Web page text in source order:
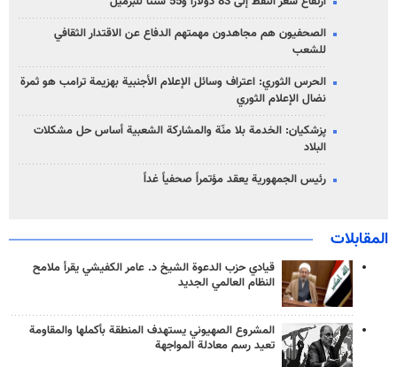
الصحفيون هم مجاهدون مهمتهم الدفاع عن الاقتدار الثقافي
للشعب
الحرس الثوري: اعتراف وسائل الإعلام الأجنبية بهزيمة ترامب هو ثمرة
نضال الإعلام الثوري
پزشکیان: الخدمة بلا منّة والمشاركة الشعبية أساس حل مشكلات
البلاد
رئيس الجمهورية يعقد مؤتمراً صحفياً غداً
المقابلات
قيادي حزب الدعوة الشيخ د. عامر الكفيشي يقرأ ملامح
النظام العالمي الجديد
المشروع الصهيوني يستهدف المنطقة بأكملها والمقاومة
تعيد رسم معادلة المواجهة